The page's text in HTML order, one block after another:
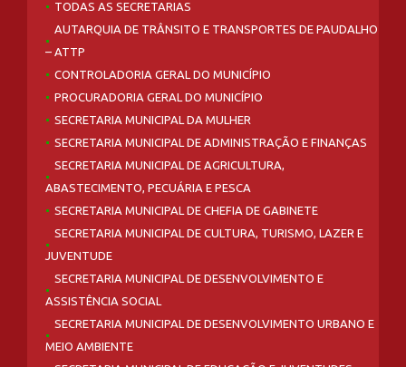
TODAS AS SECRETARIAS
AUTARQUIA DE TRÂNSITO E TRANSPORTES DE PAUDALHO
– ATTP
CONTROLADORIA GERAL DO MUNICÍPIO
PROCURADORIA GERAL DO MUNICÍPIO
SECRETARIA MUNICIPAL DA MULHER
SECRETARIA MUNICIPAL DE ADMINISTRAÇÃO E FINANÇAS
SECRETARIA MUNICIPAL DE AGRICULTURA,
ABASTECIMENTO, PECUÁRIA E PESCA
SECRETARIA MUNICIPAL DE CHEFIA DE GABINETE
SECRETARIA MUNICIPAL DE CULTURA, TURISMO, LAZER E
JUVENTUDE
SECRETARIA MUNICIPAL DE DESENVOLVIMENTO E
ASSISTÊNCIA SOCIAL
SECRETARIA MUNICIPAL DE DESENVOLVIMENTO URBANO E
MEIO AMBIENTE